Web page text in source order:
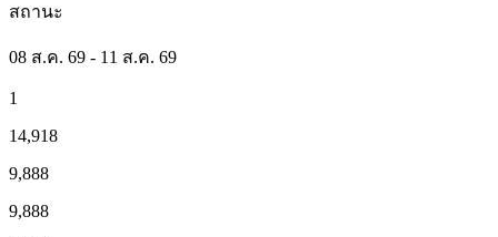
สถานะ
08 ส.ค. 69 - 11 ส.ค. 69
1
14,918
9,888
9,888